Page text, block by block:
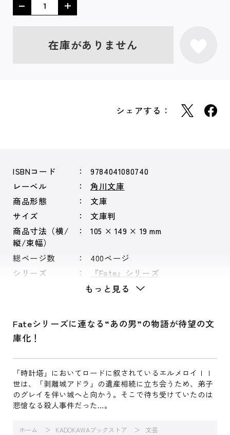
在庫がありません
シェアする：
ISBNコード
9784041080740
レーベル
角川文庫
商品形態
文庫
サイズ
文庫判
商品寸法（横/
縦/束幅）
105 × 149 × 19 mm
総ページ数
400ページ
シリーズ
『Fate』シリーズ
もっと見る
Fateシリーズに連なる“あの男”の物語が待望の文
庫化！
「時計塔」においてロードに叙されているエルメロイＩＩ
世は、「剥離城アドラ」の遺産相続に立ち会うため、弟子
のグレイを伴い城へと向かう。そこで待ち受けていたのは
悲愴なる殺人事件だった…。
ホーム KADOKAWAブックストア 文芸